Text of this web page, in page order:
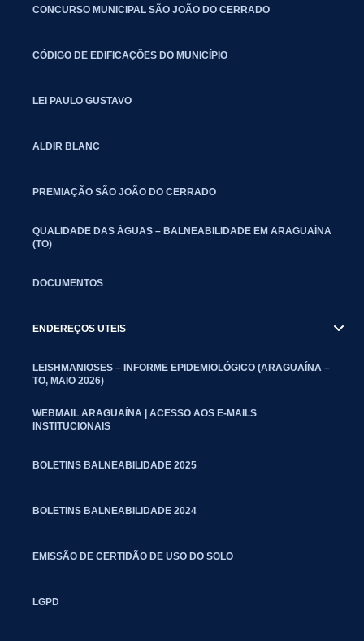
CONCURSO MUNICIPAL SÃO JOÃO DO CERRADO
CÓDIGO DE EDIFICAÇÕES DO MUNICÍPIO
LEI PAULO GUSTAVO
ALDIR BLANC
PREMIAÇÃO SÃO JOÃO DO CERRADO
QUALIDADE DAS ÁGUAS – BALNEABILIDADE EM ARAGUAÍNA
(TO)
DOCUMENTOS
ENDEREÇOS UTEIS
LEISHMANIOSES – INFORME EPIDEMIOLÓGICO (ARAGUAÍNA –
TO, MAIO 2026)
WEBMAIL ARAGUAÍNA | ACESSO AOS E-MAILS
INSTITUCIONAIS
BOLETINS BALNEABILIDADE 2025
BOLETINS BALNEABILIDADE 2024
EMISSÃO DE CERTIDÃO DE USO DO SOLO
LGPD